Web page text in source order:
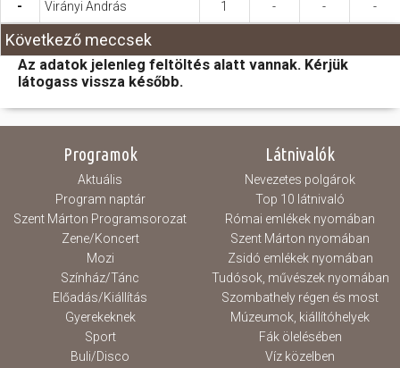
- Virányi András 1 - - -
Következő meccsek
Az adatok jelenleg feltöltés alatt vannak. Kérjük
látogass vissza később.
Programok
Aktuális
Program naptár
Szent Márton Programsorozat
Zene/Koncert
Mozi
Színház/Tánc
Előadás/Kiállítás
Gyerekeknek
Sport
Buli/Disco
Látnivalók
Nevezetes polgárok
Top 10 látnivaló
Római emlékek nyomában
Szent Márton nyomában
Zsidó emlékek nyomában
Tudósok, művészek nyomában
Szombathely régen és most
Múzeumok, kiállítóhelyek
Fák ölelésében
Víz közelben